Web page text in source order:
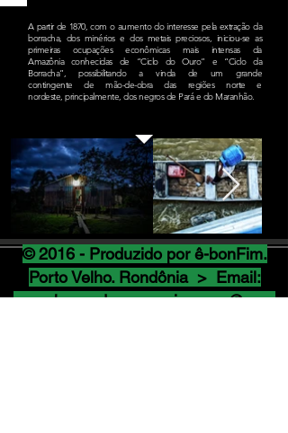
A partir de 1870, com o aumento do interesse pela extração da
borracha, dos minérios e dos metais preciosos, iniciou-se as
primeiras ocupações econômicas mais intensas da
Amazônia conhecidas de “Ciclo do Ouro” e “Ciclo da
Borracha”, possibilitando a vinda de um grande
contingente de mão-de-obra das regiões norte e
nordeste, principalmente, dos negros de Pará e do Maranhão.
© 2016 - Produzido por ê-bonFim.
Porto Velho. Rondônia > Email:
reconhecendoamazonianegra@gma